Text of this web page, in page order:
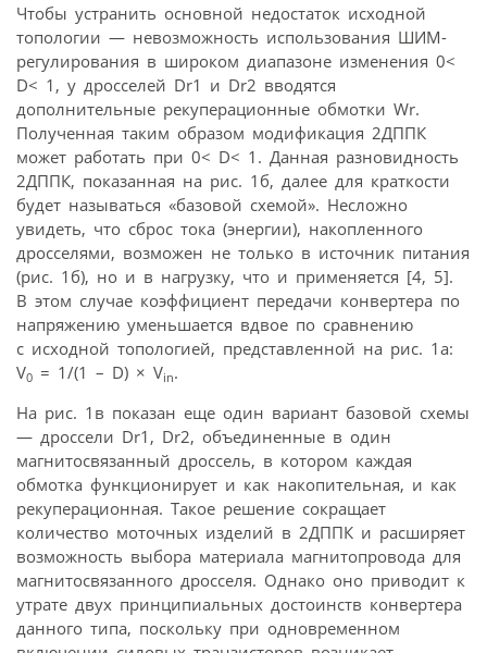
Чтобы устранить основной недостаток исходной
топологии — невозможность использования ШИМ-
регулирования в широком диапазоне изменения 0<
D< 1, у дросселей Dr1 и Dr2 вводятся
дополнительные рекуперационные обмотки Wr.
Полученная таким образом модификация 2ДППК
может работать при 0< D< 1. Данная разновидность
2ДППК, показанная на рис. 1б, далее для краткости
будет называться «базовой схемой». Несложно
увидеть, что сброс тока (энергии), накопленного
дросселями, возможен не только в источник питания
(рис. 1б), но и в нагрузку, что и применяется [4, 5].
В этом случае коэффициент передачи конвертера по
напряжению уменьшается вдвое по сравнению
с исходной топологией, представленной на рис. 1а:
V0 = 1/(1 – D) × Vin.
На рис. 1в показан еще один вариант базовой схемы
— дроссели Dr1, Dr2, объединенные в один
магнитосвязанный дроссель, в котором каждая
обмотка функционирует и как накопительная, и как
рекуперационная. Такое решение сокращает
количество моточных изделий в 2ДППК и расширяет
возможность выбора материала магнитопровода для
магнитосвязанного дросселя. Однако оно приводит к
утрате двух принципиальных достоинств конвертера
данного типа, поскольку при одновременном